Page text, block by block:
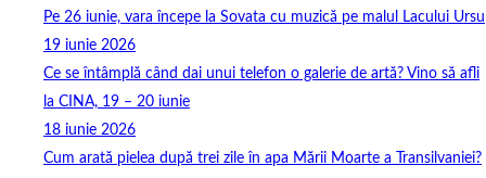
Pe 26 iunie, vara începe la Sovata cu muzică pe malul Lacului Ursu
19 iunie 2026
Ce se întâmplă când dai unui telefon o galerie de artă? Vino să afli
la CINA, 19 – 20 iunie
18 iunie 2026
Cum arată pielea după trei zile în apa Mării Moarte a Transilvaniei?